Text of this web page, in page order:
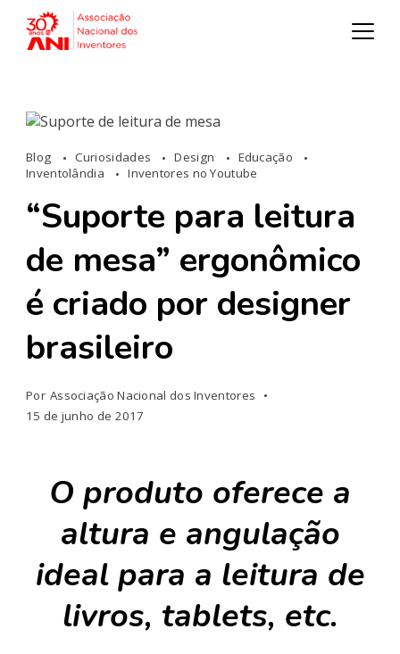
Blog Curiosidades Design
Educação
Inventolândia
Inventores no Youtube
“Suporte para leitura
de mesa” ergonômico
é criado por designer
brasileiro
Por Associação Nacional dos Inventores
15 de junho de 2017
O produto oferece a
altura e angulação
ideal para a leitura de
livros, tablets, etc.